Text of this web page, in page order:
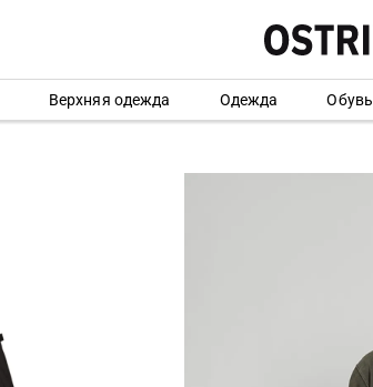
Верхняя одежда Одежда Обувь